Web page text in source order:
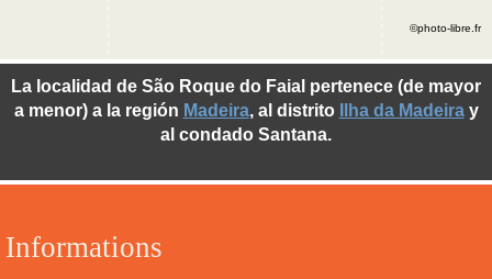
Informations
La localidad de São Roque do Faial pertenece (de mayor
a menor) a la región Madeira, al distrito Ilha da Madeiray
al condado Santana.
©photo-libre.fr